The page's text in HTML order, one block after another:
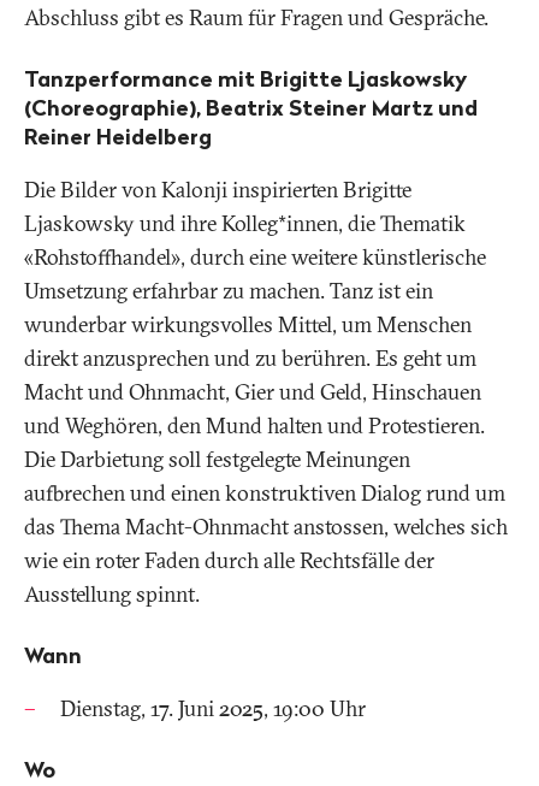
Abschluss gibt es Raum für Fragen und Gespräche.
Tanzperformance mit Brigitte Ljaskowsky
(Choreographie), Beatrix Steiner Martz und
Reiner Heidelberg
Die Bilder von Kalonji inspirierten Brigitte
Ljaskowsky und ihre Kolleg*innen, die Thematik
«Rohstoffhandel», durch eine weitere künstlerische
Umsetzung erfahrbar zu machen. Tanz ist ein
wunderbar wirkungsvolles Mittel, um Menschen
direkt anzusprechen und zu berühren. Es geht um
Macht und Ohnmacht, Gier und Geld, Hinschauen
und Weghören, den Mund halten und Protestieren.
Die Darbietung soll festgelegte Meinungen
aufbrechen und einen konstruktiven Dialog rund um
das Thema Macht-Ohnmacht anstossen, welches sich
wie ein roter Faden durch alle Rechtsfälle der
Ausstellung spinnt.
Wann
Dienstag, 17. Juni 2025, 19:00 Uhr
Wo